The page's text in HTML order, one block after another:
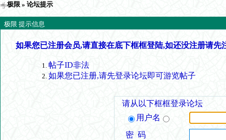
极限 » 论坛提示
极限 提示信息
如果您已注册会员,请直接在底下框框登陆,如还没注册请先
帖子ID非法
如果您已注册,请先登录论坛即可游览帖子
请从以下框框登录论坛
用户名
密 码